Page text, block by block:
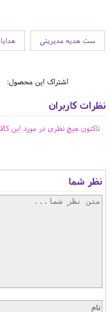
ست هدیه مدیریتی
اشتراک این محصول:
نظرات کاربران
تاکنون هیچ نظری در مورد این
نظر شما